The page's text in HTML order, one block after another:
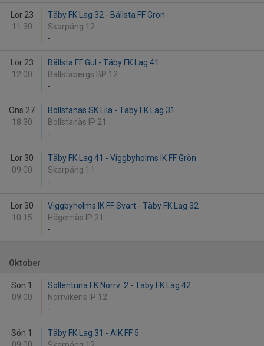
Lör 23
11:30
Täby FK Lag 32 - Bällsta FF Grön
Skarpäng 12
-
Lör 23
12:00
Bällsta FF Gul - Täby FK Lag 41
Bällstabergs BP 12
-
Ons 27
18:30
Bollstanäs SK Lila - Täby FK Lag 31
Bollstanäs IP 21
-
Lör 30
09:00
Täby FK Lag 41 - Viggbyholms IK FF Grön
Skarpäng 11
-
Lör 30
10:15
Viggbyholms IK FF Svart - Täby FK Lag 32
Hägernäs IP 21
-
Oktober
Sön 1
09:00
Sollentuna FK Norrv. 2 - Täby FK Lag 42
Norrvikens IP 12
-
Sön 1
Täby FK Lag 31 - AIK FF 5